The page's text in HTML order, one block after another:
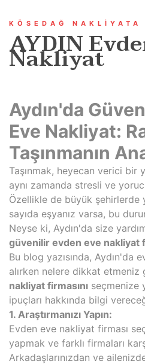
KÖSEDAĞ NAKLIYATA
AYDIN
Nakliyat
Aydın'da
Eve Nakliyat:
Taşınmanın
Taşınmak, heyecan verici bir
aynı zamanda stresli ve
Özellikle de büyük şehirlerde
sayıda eşyanız varsa, bu
Neyse ki, Aydın'da size
güvenilir evden eve nakliyat
Bu blog yazısında, Aydın'da
alırken nelere dikkat etmeniz
nakliyat firmasını seçmenize
ipuçları hakkında bilgi
1. Araştırmanızı Yapın:
Evden eve nakliyat firması
yapmak ve farklı firmaları
Arkadaşlarınızdan ve